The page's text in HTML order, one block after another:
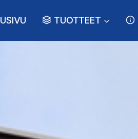
TUOTTEET